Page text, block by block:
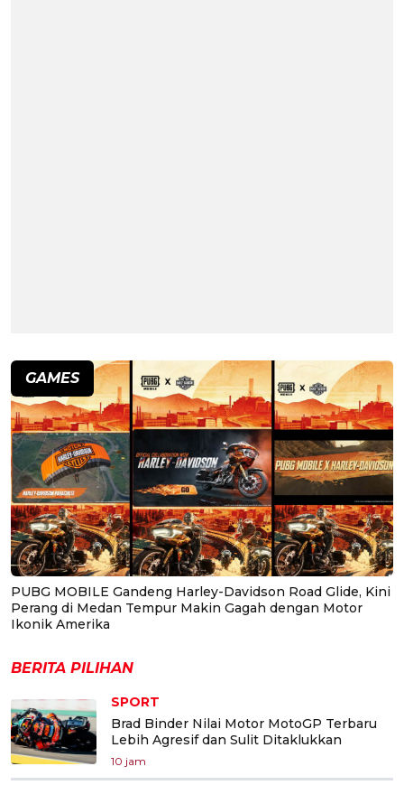
GAMES
PUBG MOBILE Gandeng Harley-Davidson Road Glide, Kini
Perang di Medan Tempur Makin Gagah dengan Motor
Ikonik Amerika
BERITA PILIHAN
SPORT
Brad Binder Nilai Motor MotoGP Terbaru
Lebih Agresif dan Sulit Ditaklukkan
10 jam